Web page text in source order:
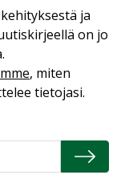
jotka
kun
ja
on jo
, miten
tietojasi.